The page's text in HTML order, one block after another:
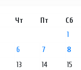
Чт Пт Сб
1
6 7 8
13 14 15